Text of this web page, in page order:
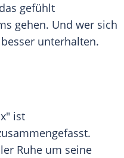
gefühlt
gehen. Und wer sich
unterhalten.
" ist
Ruhe um seine